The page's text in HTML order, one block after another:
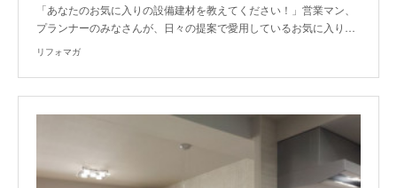
「あなたのお気に入りの設備建材を教えてください！」営業マン、
プランナーのみなさんが、日々の提案で愛用しているお気に入り…
リフォマガ